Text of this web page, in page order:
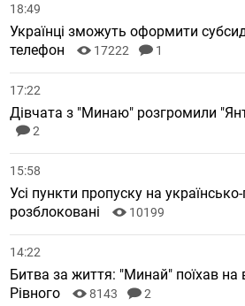
18:49
Українці зможуть оформити
телефон
17222 1
17:22
Дівчата з "Минаю" розгромили
2
15:58
Усі пункти пропуску на
розблоковані
10199
14:22
Битва за життя: "Минай" поїхав на
Рівного
8143 2